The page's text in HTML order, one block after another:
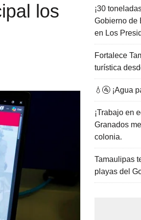
CON PRESIDENTES
los
¡30
Gobierno de
en Los
Fortalece
turística
💧🚰 ¡Agua
¡Trabajo en
Granados
colonia.
Tamaulipas
playas del